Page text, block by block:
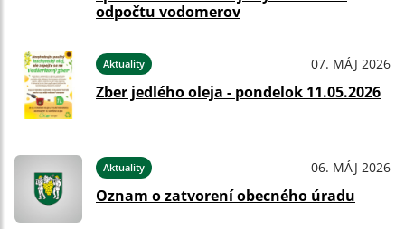
odpočtu vodomerov
Aktuality 07. MÁJ 2026
Zber jedlého oleja - pondelok 11.05.2026
Aktuality 06. MÁJ 2026
Oznam o zatvorení obecného úradu